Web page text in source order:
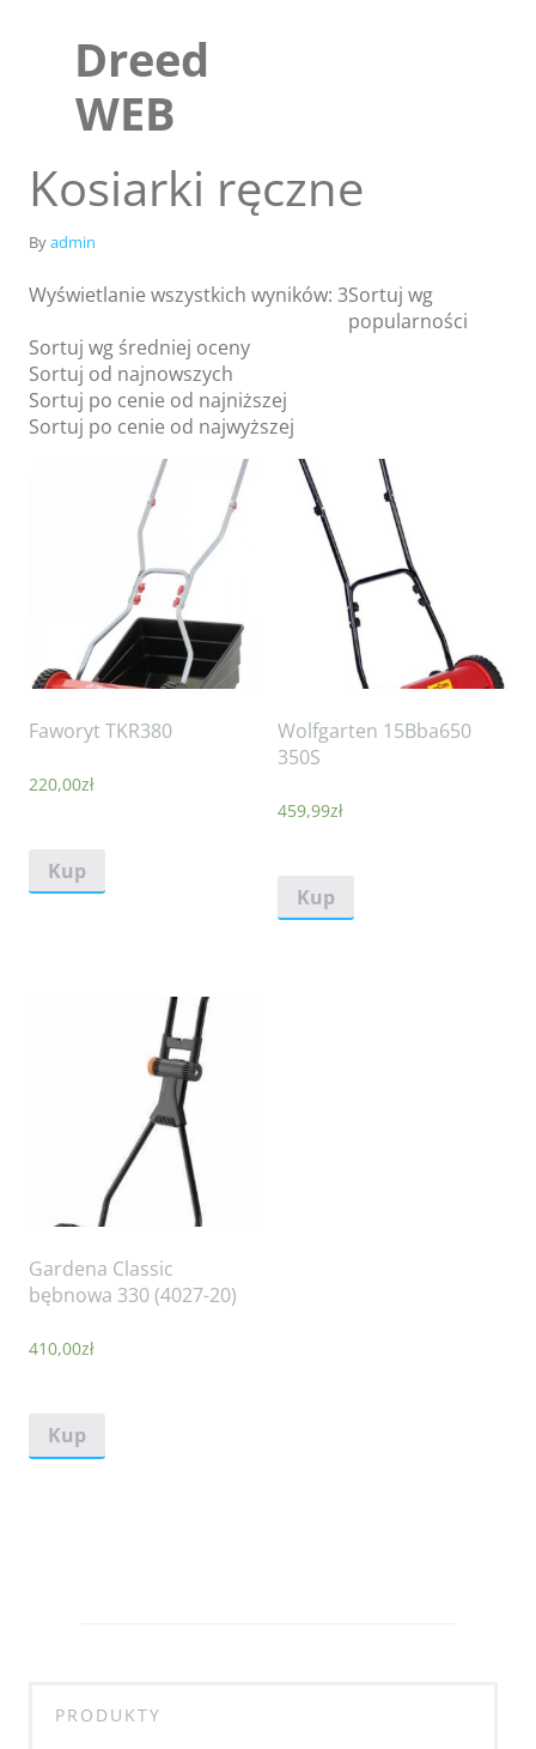
Dreed
WEB
Sklep
Kosiarki ręczne
Byadmin
Wyświetlanie wszystkich wyników: 3Sortuj wg
popularności
Sortuj wg średniej oceny
Sortuj od najnowszych
Sortuj po cenie od najniższej
Sortuj po cenie od najwyższej
Faworyt TKR380
220,00zł
Kup
Wolfgarten 15Bba650
350S
459,99zł
Kup
Gardena Classic
bębnowa 330 (4027-20)
410,00zł
Kup
PRODUKTY